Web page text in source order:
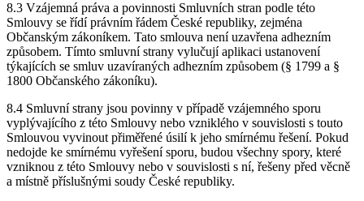
8.3 Vzájemná práva a povinnosti Smluvních stran podle této
Smlouvy se řídí právním řádem České republiky, zejména
Občanským zákoníkem. Tato smlouva není uzavřena adhezním
způsobem. Tímto smluvní strany vylučují aplikaci ustanovení
týkajících se smluv uzavíraných adhezním způsobem (§ 1799 a §
1800 Občanského zákoníku).
8.4 Smluvní strany jsou povinny v případě vzájemného sporu
vyplývajícího z této Smlouvy nebo vzniklého v souvislosti s touto
Smlouvou vyvinout přiměřené úsilí k jeho smírnému řešení. Pokud
nedojde ke smírnému vyřešení sporu, budou všechny spory, které
vzniknou z této Smlouvy nebo v souvislosti s ní, řešeny před věcně
a místně příslušnými soudy České republiky.